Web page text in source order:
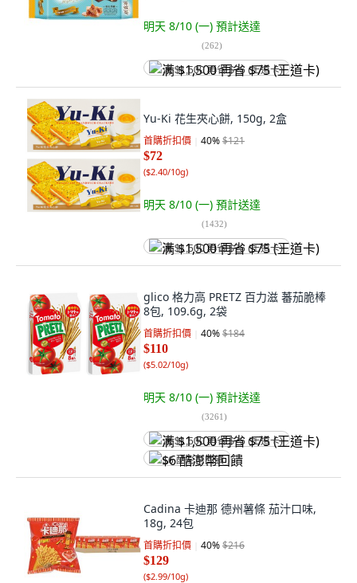
明天 8/10 (一) 預計送達
(262)
满 $1,500 再省 $75 (王道卡)
Yu-Ki 花生夾心餅, 150g, 2盒
首購折扣價 40%$121
$72
($2.40/10g)
明天 8/10 (一) 預計送達
(1432)
满 $1,500 再省 $75 (王道卡)
glico 格力高 PRETZ 百力滋 蕃茄脆棒
8包, 109.6g, 2袋
首購折扣價 40%$184
$110
($5.02/10g)
明天 8/10 (一) 預計送達
(3261)
满 $1,500 再省 $75 (王道卡)
$6 酷澎幣回饋
Cadina 卡迪那 德州薯條 茄汁口味,
18g, 24包
首購折扣價 40%$216
$129
($2.99/10g)